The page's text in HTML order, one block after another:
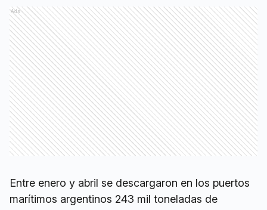
Ads
Entre enero y abril se descargaron en los puertos
marítimos argentinos 243 mil toneladas de